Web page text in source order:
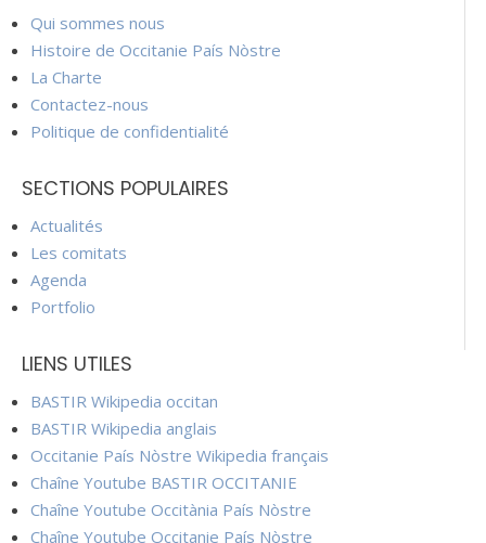
Qui sommes nous
Histoire de Occitanie País Nòstre
La Charte
Contactez-nous
Politique de confidentialité
SECTIONS POPULAIRES
Actualités
Les comitats
Agenda
Portfolio
LIENS UTILES
BASTIR Wikipedia occitan
BASTIR Wikipedia anglais
Occitanie País Nòstre Wikipedia français
Chaîne Youtube BASTIR OCCITANIE
Chaîne Youtube Occitània País Nòstre
Chaîne Youtube Occitanie País Nòstre